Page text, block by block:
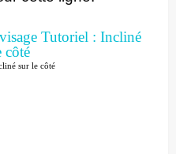
sur le côté